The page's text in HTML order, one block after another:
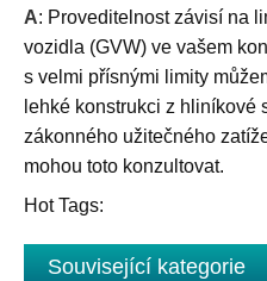
A: Proveditelnost závisí na
vozidla (GVW) ve vašem
s velmi přísnými limity
lehké konstrukci z hliníkové
zákonného užitečného
mohou toto konzultovat.
Hot Tags:
Související kategorie